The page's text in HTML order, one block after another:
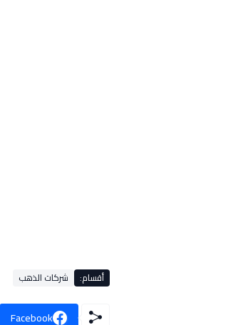
أقسام: شركات الذهب
Facebook